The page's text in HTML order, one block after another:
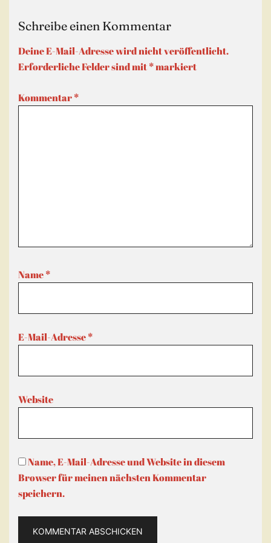
Schreibe einen Kommentar
Deine E-Mail-Adresse wird nicht veröffentlicht.
Erforderliche Felder sind mit*markiert
Kommentar*
Name*
E-Mail-Adresse*
Website
Name, E-Mail-Adresse und Website in diesem
Browser für meinen nächsten Kommentar
speichern.